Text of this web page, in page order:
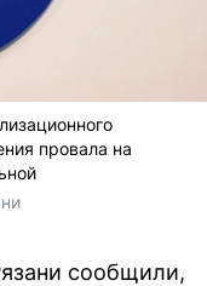
провала на
сообщили,